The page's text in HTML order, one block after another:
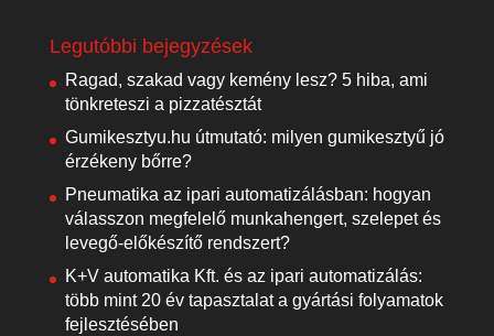
Legutóbbi bejegyzések
Ragad, szakad vagy kemény lesz? 5 hiba, ami
tönkreteszi a pizzatésztát
Gumikesztyu.hu útmutató: milyen gumikesztyű jó
érzékeny bőrre?
Pneumatika az ipari automatizálásban: hogyan
válasszon megfelelő munkahengert, szelepet és
levegő-előkészítő rendszert?
K+V automatika Kft. és az ipari automatizálás:
több mint 20 év tapasztalat a gyártási folyamatok
fejlesztésében